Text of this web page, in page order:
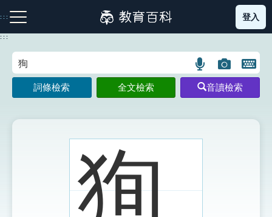
到
主
:::
注音索引圖示 筆畫索引圖示 部首索引表圖示
登入
:::
語
言
搜
示
圖
片
搜
開
鍵
圖
詞條檢索 全文檢索 音讀檢索
狥